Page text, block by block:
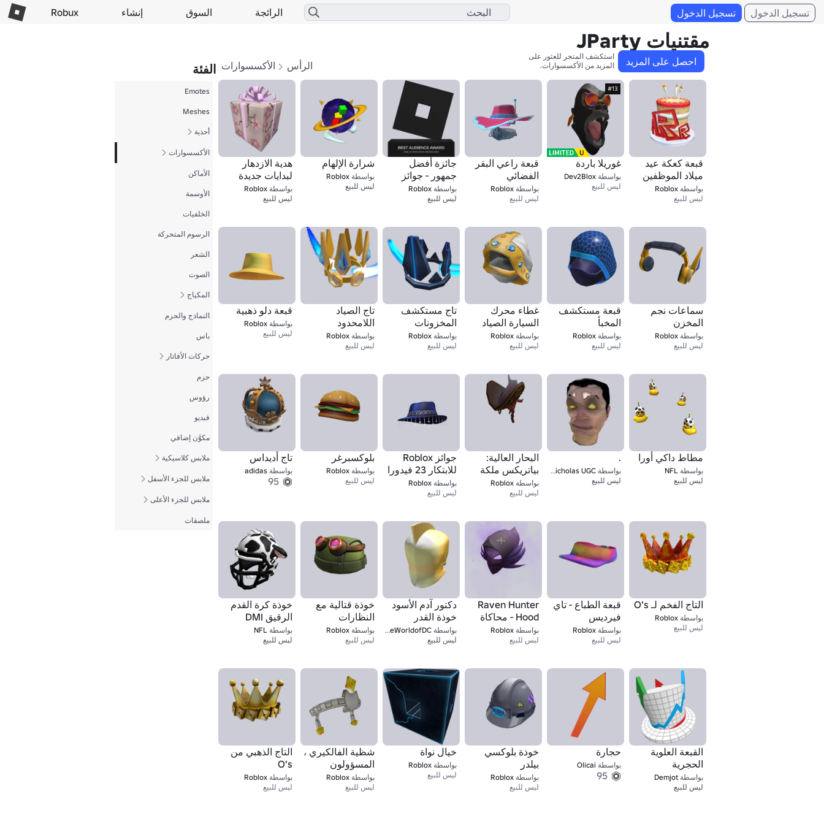
الرائجة السوق إنشاء Robux تسجيل الدخول تسجيل الدخول
مقتنيات JParty
الفئة
Emotes
Meshes
أحذية
الأكسسوارات
الأماكن
الأوسمة
الخلفيات
الرسوم المتحركة
الشعر
الصوت
المكياج
النماذج والحزم
باس
حركات الأفاتار
حزم
رؤوس
فيديو
مكوَّن إضافي
ملابس كلاسيكية
ملابس للجزء الأسفل
ملابس للجزء الأعلى
ملصقات
الأكسسوارات الرأس احصل على المزيد
المزيد من الأكسسوارات.
هدية الازدهار
لبدايات جديدة
بواسطة Roblox
ليس للبيع
1
شرارة الإلهام
بواسطة Roblox
ليس للبيع
1
جائزة أفضل
جمهور - جوائز
Roblox للابتكار
بواسطة Roblox
ليس للبيع
قبعة راعي البقر
الفضائي
بواسطة Roblox
ليس للبيع
#13
غوريلا باردة
بواسطة Dev2Blox
ليس للبيع
قبعة كعكة عيد
ميلاد الموظفين
بواسطة Roblox
ليس للبيع
قبعة دلو ذهبية
بواسطة Roblox
ليس للبيع
تاج الصياد
اللامحدود
بواسطة Roblox
ليس للبيع
تاج مستكشف
المخزونات
بواسطة Roblox
ليس للبيع
غطاء محرك
السيارة الصياد
اللانهائي
بواسطة Roblox
ليس للبيع
قبعة مستكشف
المخبأ
بواسطة Roblox
ليس للبيع
سماعات نجم
المخزن
بواسطة Roblox
ليس للبيع
تاج أديداس
بواسطة adidas
95
بلوكسبرغر
بواسطة Roblox
ليس للبيع
جوائز Roblox
للابتكار 23 فيدورا
واسعة الحافة
بواسطة Roblox
ليس للبيع
البحار العالية:
بياتريكس ملكة
القراصنة - قبعة
بواسطة Roblox
ليس للبيع
.
بواسطة Andre Nicholas UGC
ليس للبيع
1
مطاط داكي أورا
بواسطة NFL
ليس للبيع
خوذة كرة القدم
الرقيق DMI
بواسطة NFL
ليس للبيع
خوذة قتالية مع
النظارات
بواسطة Roblox
ليس للبيع
دكتور آدم الأسود
خوذة القدر
بواسطة TheWorldofDC
ليس للبيع
Raven Hunter
Hood - محاكاة
الدفاع عن البرج
بواسطة Roblox
ليس للبيع
قبعة الطباع - تاي
فيرديس
بواسطة Roblox
ليس للبيع
التاج الفخم لـ O's
بواسطة Roblox
ليس للبيع
التاج الذهبي من
O's
بواسطة Roblox
ليس للبيع
شظية الفالكيري ،
المسؤولون
بواسطة Roblox
ليس للبيع
خيال نواة
بواسطة Roblox
ليس للبيع
خوذة بلوكسي
بيلدر
بواسطة Roblox
ليس للبيع
حجارة
بواسطة Olicai
95
القبعة العلوية
الحجرية
بواسطة Demjot
ليس للبيع